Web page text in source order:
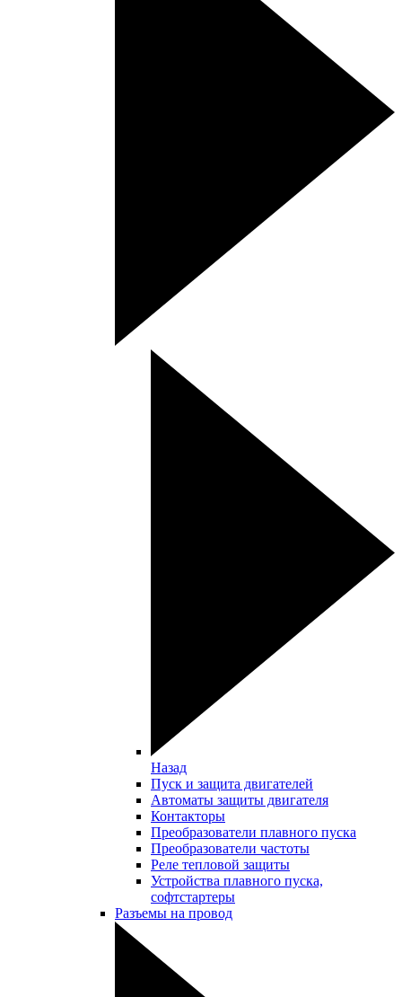
Назад
Пуск и защита двигателей
Автоматы защиты двигателя
Контакторы
Преобразователи плавного пуска
Преобразователи частоты
Реле тепловой защиты
Устройства плавного пуска,
софтстартеры
Разъемы на провод